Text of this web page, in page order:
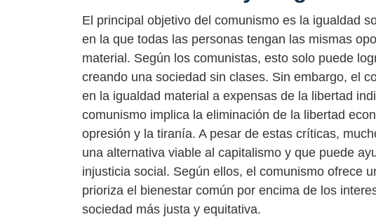
El principal objetivo del comunismo es la igualdad
en la que todas las personas tengan las mismas
material. Según los comunistas, esto solo puede
creando una sociedad sin clases. Sin embargo, el
en la igualdad material a expensas de la libertad
comunismo implica la eliminación de la libertad
opresión y la tiranía. A pesar de estas críticas,
una alternativa viable al capitalismo y que puede
injusticia social. Según ellos, el comunismo ofrece
prioriza el bienestar común por encima de los
sociedad más justa y equitativa.